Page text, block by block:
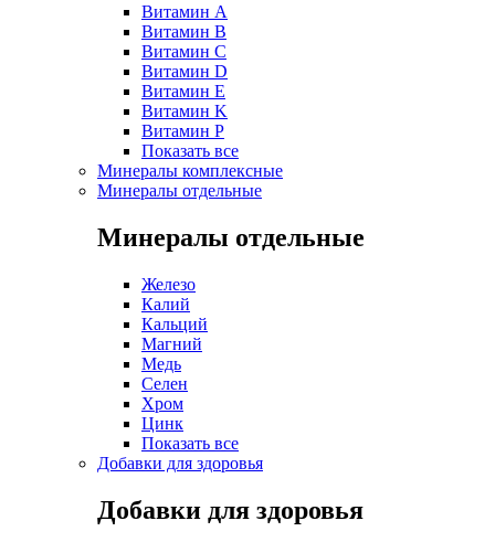
Витамин A
Витамин B
Витамин C
Витамин D
Витамин E
Витамин K
Витамин P
Показать все
Минералы комплексные
Минералы отдельные
Минералы отдельные
Железо
Калий
Кальций
Магний
Медь
Селен
Хром
Цинк
Показать все
Добавки для здоровья
Добавки для здоровья